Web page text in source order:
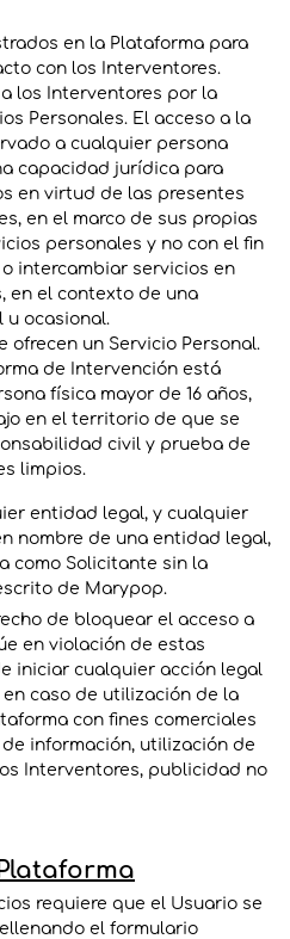
en la Plataforma para
con los Interventores.
los Interventores por la
Personales. El acceso a la
a cualquier persona
capacidad jurídica para
en virtud de las presentes
en el marco de sus propias
personales y no con el fin
intercambiar servicios en
en el contexto de una
ocasional.
ofrecen un Servicio Personal.
de Intervención está
física mayor de 16 años,
en el territorio de que se
civil y prueba de
limpios.
entidad legal, y cualquier
nombre de una entidad legal,
como Solicitante sin la
de Marypop.
de bloquear el acceso a
en violación de estas
iniciar cualquier acción legal
caso de utilización de la
con fines comerciales
información, utilización de
Interventores, publicidad no
requiere que el Usuario se
el formulario